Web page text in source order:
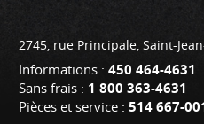
2745, rue Principale, Saint-
Informations : 450 464-4631
Sans frais : 1 800 363-4631
Pièces et service : 514 667-